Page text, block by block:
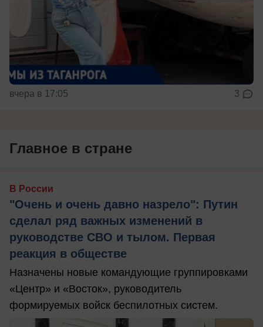
вчера в 17:05 3
Главное в стране
В России
"Очень и очень давно назрело": Путин
сделал ряд важных изменений в
руководстве СВО и тылом. Первая
реакция в обществе
Назначены новые командующие группировками
«Центр» и «Восток», руководитель
формируемых войск беспилотных систем.